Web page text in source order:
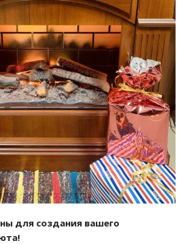
для создания вашего